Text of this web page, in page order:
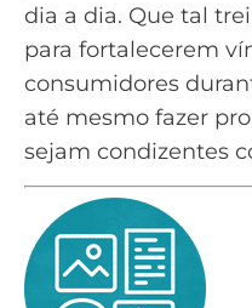
dia a dia. Que tal
para fortalecerem
consumidores
até mesmo fazer
sejam condizentes